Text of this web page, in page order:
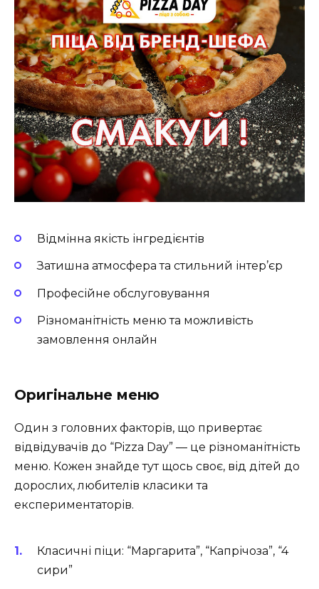
Відмінна якість інгредієнтів
Затишна атмосфера та стильний інтер’єр
Професійне обслуговування
Різноманітність меню та можливість
замовлення онлайн
Оригінальне меню
Один з головних факторів, що привертає
відвідувачів до “Pizza Day” — це різноманітність
меню. Кожен знайде тут щось своє, від дітей до
дорослих, любителів класики та
експериментаторів.
Класичні піци: “Маргарита”, “Капрічоза”, “4
сири”